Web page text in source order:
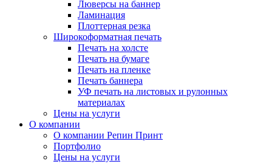
Люверсы на баннер
Ламинация
Плоттерная резка
Широкоформатная печать
Печать на холсте
Печать на бумаге
Печать на пленке
Печать баннера
УФ печать на листовых и рулонных
материалах
Цены на услуги
О компании
О компании Репин Принт
Портфолио
Цены на услуги